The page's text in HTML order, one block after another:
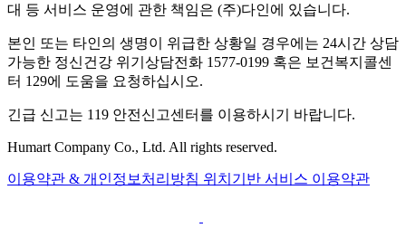
대 등 서비스 운영에 관한 책임은 (주)다인에 있습니다.
본인 또는 타인의 생명이 위급한 상황일 경우에는 24시간 상담
가능한 정신건강 위기상담전화 1577-0199 혹은 보건복지콜센
터 129에 도움을 요청하십시오.
긴급 신고는 119 안전신고센터를 이용하시기 바랍니다.
Humart Company Co., Ltd. All rights reserved.
이용약관 & 개인정보처리방침 위치기반 서비스 이용약관